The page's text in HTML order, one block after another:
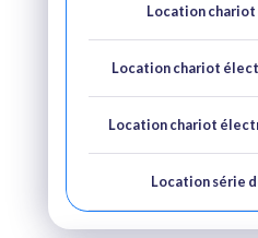
Location chariot
Location chariot
Location chariot
Location série